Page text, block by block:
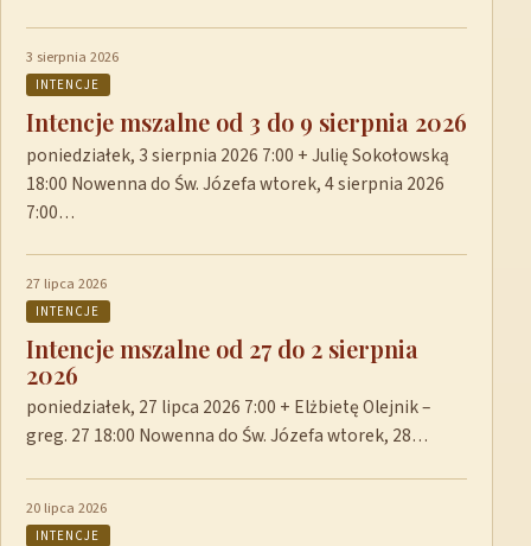
3 sierpnia 2026
INTENCJE
Intencje mszalne od 3 do 9 sierpnia 2026
poniedziałek, 3 sierpnia 2026 7:00 + Julię Sokołowską
18:00 Nowenna do Św. Józefa wtorek, 4 sierpnia 2026
7:00…
27 lipca 2026
INTENCJE
Intencje mszalne od 27 do 2 sierpnia
2026
poniedziałek, 27 lipca 2026 7:00 + Elżbietę Olejnik –
greg. 27 18:00 Nowenna do Św. Józefa wtorek, 28…
20 lipca 2026
INTENCJE